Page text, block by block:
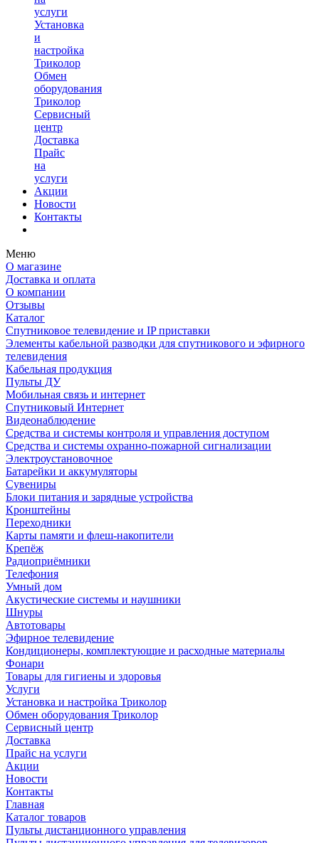
услуги
Установка
и
настройка
Триколор
Обмен
оборудования
Триколор
Сервисный
центр
Доставка
Прайс
на
услуги
Акции
Новости
Контакты
Меню
О магазине
Доставка и оплата
О компании
Отзывы
Каталог
Спутниковое телевидение и IP приставки
Элементы кабельной разводки для спутникового и эфирного
телевидения
Кабельная продукция
Пульты ДУ
Мобильная связь и интернет
Спутниковый Интернет
Видеонаблюдение
Средства и системы контроля и управления доступом
Средства и системы охранно-пожарной сигнализации
Электроустановочное
Батарейки и аккумуляторы
Сувениры
Блоки питания и зарядные устройства
Кронштейны
Переходники
Карты памяти и флеш-накопители
Крепёж
Радиоприёмники
Телефония
Умный дом
Акустические системы и наушники
Шнуры
Автотовары
Эфирное телевидение
Кондиционеры, комплектующие и расходные материалы
Фонари
Товары для гигиены и здоровья
Услуги
Установка и настройка Триколор
Обмен оборудования Триколор
Сервисный центр
Доставка
Прайс на услуги
Акции
Новости
Контакты
Главная
Каталог товаров
Пульты дистанционного управления